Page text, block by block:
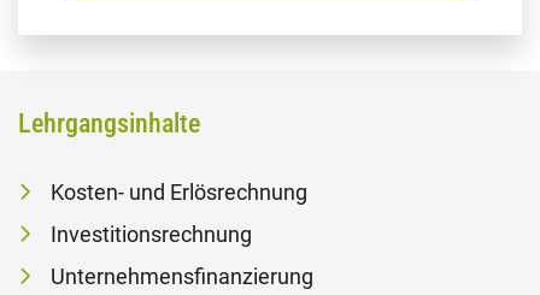
Lehrgangsinhalte
Kosten- und Erlösrechnung
Investitionsrechnung
Unternehmensfinanzierung